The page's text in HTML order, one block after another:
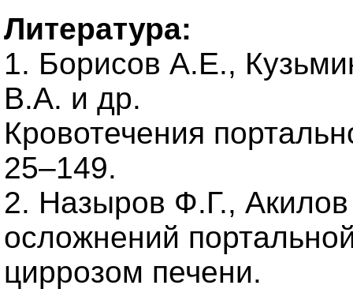
Литература:
1. Борисов А.Е.,
В.А. и др.
Кровотечения
25–149.
2. Назыров Ф.Г.,
осложнений
циррозом печени.